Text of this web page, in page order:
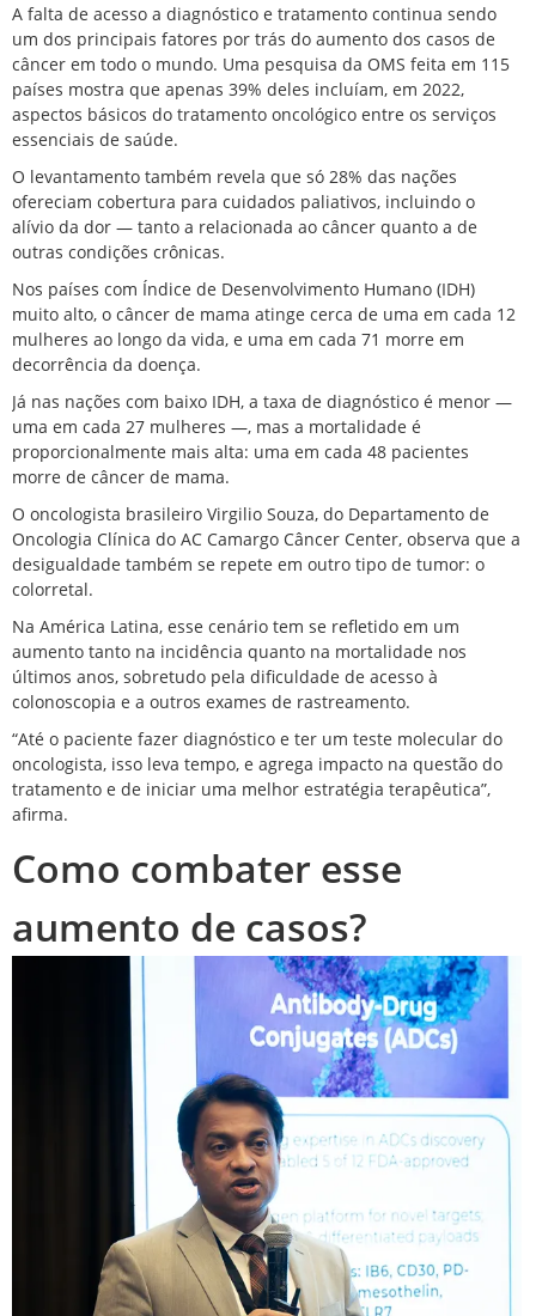
A falta de acesso a diagnóstico e tratamento continua sendo
um dos principais fatores por trás do aumento dos casos de
câncer em todo o mundo. Uma pesquisa da OMS feita em 115
países mostra que apenas 39% deles incluíam, em 2022,
aspectos básicos do tratamento oncológico entre os serviços
essenciais de saúde.
O levantamento também revela que só 28% das nações
ofereciam cobertura para cuidados paliativos, incluindo o
alívio da dor — tanto a relacionada ao câncer quanto a de
outras condições crônicas.
Nos países com Índice de Desenvolvimento Humano (IDH)
muito alto, o câncer de mama atinge cerca de uma em cada 12
mulheres ao longo da vida, e uma em cada 71 morre em
decorrência da doença.
Já nas nações com baixo IDH, a taxa de diagnóstico é menor —
uma em cada 27 mulheres —, mas a mortalidade é
proporcionalmente mais alta: uma em cada 48 pacientes
morre de câncer de mama.
O oncologista brasileiro Virgilio Souza, do Departamento de
Oncologia Clínica do AC Camargo Câncer Center, observa que a
desigualdade também se repete em outro tipo de tumor: o
colorretal.
Na América Latina, esse cenário tem se refletido em um
aumento tanto na incidência quanto na mortalidade nos
últimos anos, sobretudo pela dificuldade de acesso à
colonoscopia e a outros exames de rastreamento.
“Até o paciente fazer diagnóstico e ter um teste molecular do
oncologista, isso leva tempo, e agrega impacto na questão do
tratamento e de iniciar uma melhor estratégia terapêutica”,
afirma.
Como combater esse
aumento de casos?